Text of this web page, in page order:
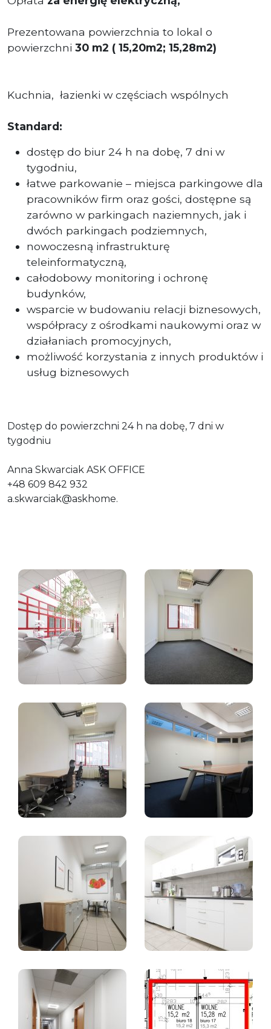
Prezentowana powierzchnia to lokal o
powierzchni 30 m2 ( 15,20m2; 15,28m2)
Kuchnia, łazienki w częściach wspólnych
Standard:
dostęp do biur 24 h na dobę, 7 dni w
tygodniu,
łatwe parkowanie – miejsca parkingowe dla
pracowników firm oraz gości, dostępne są
zarówno w parkingach naziemnych, jak i
dwóch parkingach podziemnych,
nowoczesną infrastrukturę
teleinformatyczną,
całodobowy monitoring i ochronę
budynków,
wsparcie w budowaniu relacji biznesowych,
współpracy z ośrodkami naukowymi oraz w
działaniach promocyjnych,
możliwość korzystania z innych produktów i
usług biznesowych
Dostęp do powierzchni 24 h na dobę, 7 dni w
tygodniu
Anna Skwarciak ASK OFFICE
+48 609 842 932
a.skwarciak@askhome.